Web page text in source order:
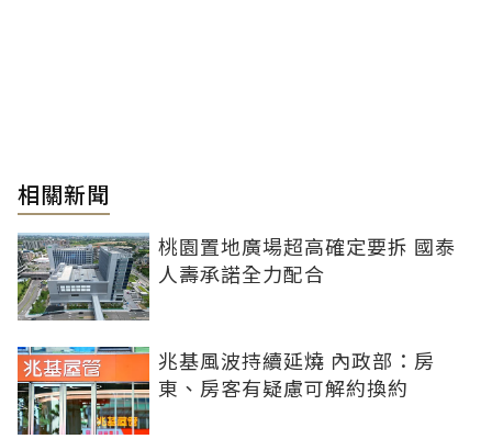
相關新聞
桃園置地廣場超高確定要拆 國泰
人壽承諾全力配合
兆基風波持續延燒 內政部：房
東、房客有疑慮可解約換約